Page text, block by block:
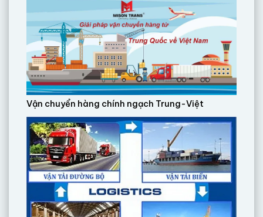
Vận chuyển hàng chính ngạch Trung-Việt